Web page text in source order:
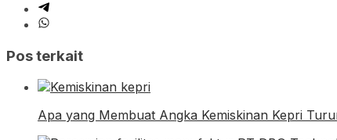
Pos terkait
Apa yang Membuat Angka Kemiskinan Kepri